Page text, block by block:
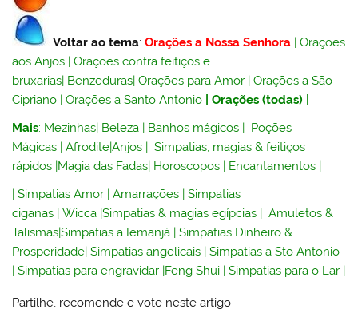
Voltar ao tema:Orações a Nossa Senhora |Orações
aos Anjos |Orações contra feitiços e
bruxarias| Benzeduras|Orações para Amor |Orações a São
Cipriano |Orações a Santo Antonio |Orações (todas)
Mais: Mezinhas| Beleza | Banhos mágicos | Poções
Mágicas |Afrodite|Anjos |Simpatias, magias & feitiços
rápidos |Magia das Fadas| Horoscopos | Encantamentos |
|Simpatias Amor |Amarrações |Simpatias
ciganas |Wicca |Simpatias & magias egípcias |Amuletos &
Talismãs|Simpatias a Iemanjá |Simpatias Dinheiro &
Prosperidade |Simpatias angelicais |Simpatias a Sto Antonio
|Simpatias para engravidar Feng Shui |Simpatias para o Lar
Partilhe, recomende e vote neste artigo